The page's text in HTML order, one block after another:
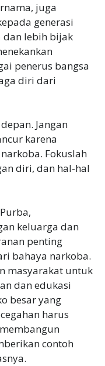
juga
generasi
dan lebih bijak
penerus bangsa
diri dari
Jangan
karena
Fokuslah
diri, dan hal-hal
keluarga dan
penting
bahaya narkoba.
masyarakat untuk
dan edukasi
besar yang
harus
contoh